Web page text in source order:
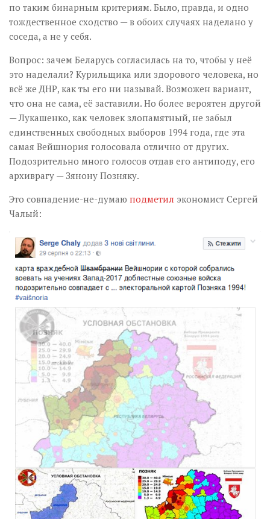
по таким бинарным критериям. Было, правда, и одно
тождественное сходство — в обоих случаях наделано у
соседа, а не у себя.
Вопрос: зачем Беларусь согласилась на то, чтобы у неё
это наделали? Курильщика или здорового человека, но
всё же ДНР, как ты его ни называй. Возможен вариант,
что она не сама, её заставили. Но более вероятен другой
— Лукашенко, как человек злопамятный, не забыл
единственных свободных выборов 1994 года, где эта
самая Вейшнория голосовала отлично от других.
Подозрительно много голосов отдав его антиподу, его
архиврагу — Зянону Позняку.
Это совпадение-не-думаю подметил экономист Сергей
Чалый: